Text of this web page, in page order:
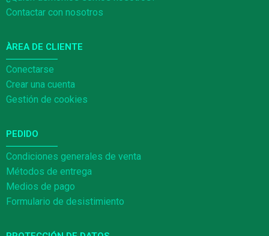
Contactar con nosotros
Conectarse
Crear una cuenta
Gestión de cookies
ÀREA DE CLIENTE
Condiciones generales de venta
Métodos de entrega
Medios de pago
Formulario de desistimiento
PEDIDO